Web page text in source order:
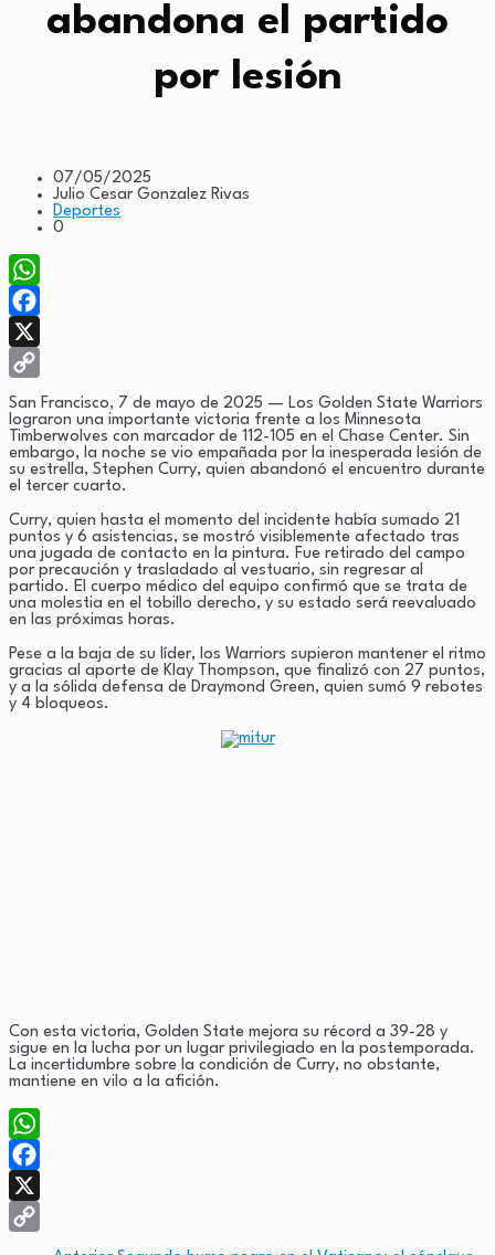
abandona el partido
por lesión
07/05/2025
Julio Cesar Gonzalez Rivas
Deportes
0
WhatsApp
Facebook
X
Copy
Link
San Francisco, 7 de mayo de 2025 — Los Golden State Warriors
lograron una importante victoria frente a los Minnesota
Timberwolves con marcador de 112-105 en el Chase Center. Sin
embargo, la noche se vio empañada por la inesperada lesión de
su estrella, Stephen Curry, quien abandonó el encuentro durante
el tercer cuarto.
Curry, quien hasta el momento del incidente había sumado 21
puntos y 6 asistencias, se mostró visiblemente afectado tras
una jugada de contacto en la pintura. Fue retirado del campo
por precaución y trasladado al vestuario, sin regresar al
partido. El cuerpo médico del equipo confirmó que se trata de
una molestia en el tobillo derecho, y su estado será reevaluado
en las próximas horas.
Pese a la baja de su líder, los Warriors supieron mantener el ritmo
gracias al aporte de Klay Thompson, que finalizó con 27 puntos,
y a la sólida defensa de Draymond Green, quien sumó 9 rebotes
y 4 bloqueos.
Con esta victoria, Golden State mejora su récord a 39-28 y
sigue en la lucha por un lugar privilegiado en la postemporada.
La incertidumbre sobre la condición de Curry, no obstante,
mantiene en vilo a la afición.
WhatsApp
Facebook
X